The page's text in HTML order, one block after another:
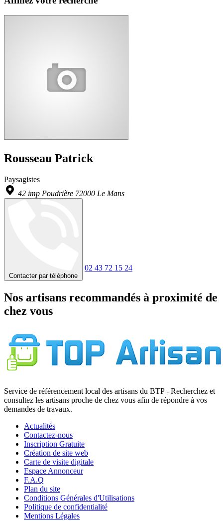
Rousseau Patrick
Paysagistes
42 imp Poudrière 72000 Le Mans
Contacter par téléphone
02 43 72 15 24
Nos artisans recommandés à proximité de
chez vous
Service de référencement local des artisans du BTP - Recherchez et
consultez les artisans proche de chez vous afin de répondre à vos
demandes de travaux.
Actualités
Contactez-nous
Inscription Gratuite
Création de site web
Carte de visite digitale
Espace Annonceur
F.A.Q
Plan du site
Conditions Générales d'Utilisations
Politique de confidentialité
Mentions Légales